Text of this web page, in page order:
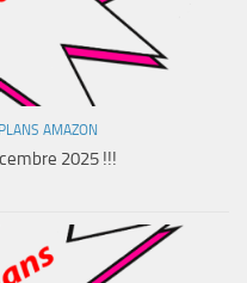
AMAZON
2025 !!!